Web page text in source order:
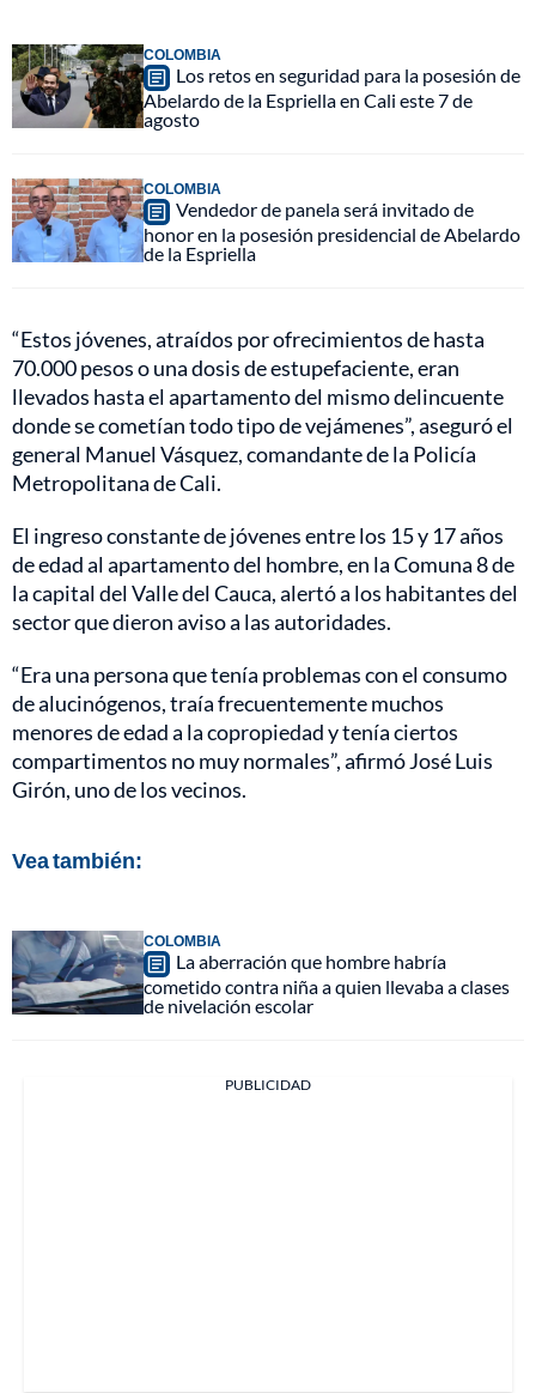
COLOMBIA
Los retos en seguridad para la posesión de
Abelardo de la Espriella en Cali este 7 de
agosto
COLOMBIA
Vendedor de panela será invitado de
honor en la posesión presidencial de Abelardo
de la Espriella
“Estos jóvenes, atraídos por ofrecimientos de hasta
70.000 pesos o una dosis de estupefaciente, eran
llevados hasta el apartamento del mismo delincuente
donde se cometían todo tipo de vejámenes”, aseguró el
general Manuel Vásquez, comandante de la Policía
Metropolitana de Cali.
El ingreso constante de jóvenes entre los 15 y 17 años
de edad al apartamento del hombre, en la Comuna 8 de
la capital del Valle del Cauca, alertó a los habitantes del
sector que dieron aviso a las autoridades.
“Era una persona que tenía problemas con el consumo
de alucinógenos, traía frecuentemente muchos
menores de edad a la copropiedad y tenía ciertos
compartimentos no muy normales”, afirmó José Luis
Girón, uno de los vecinos.
Vea también:
COLOMBIA
La aberración que hombre habría
cometido contra niña a quien llevaba a clases
de nivelación escolar
PUBLICIDAD